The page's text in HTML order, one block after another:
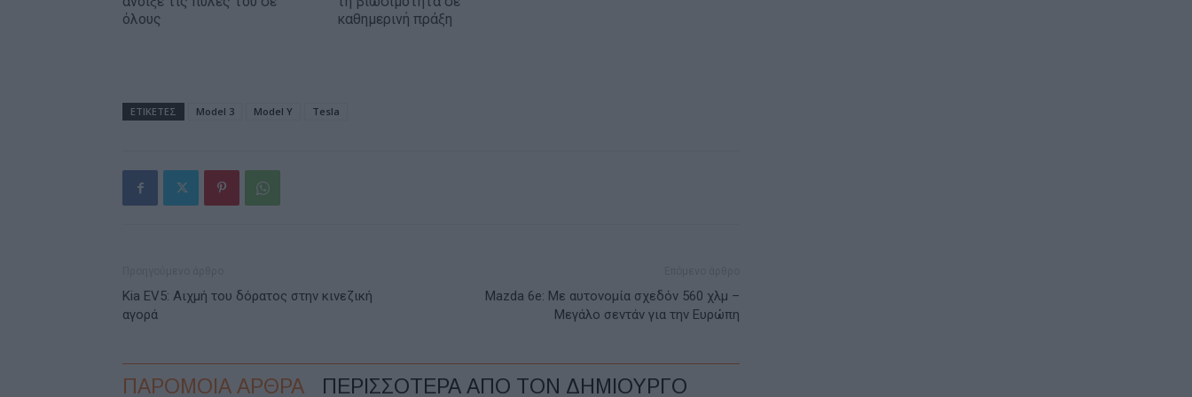
όλους
καθημερινή πράξη
ΕΤΙΚΕΤΕΣ Model 3 Model Y Tesla
Kia EV5: Αιχμή του δόρατος στην κινεζική
αγορά
Mazda 6e: Mε αυτονομία σχεδόν 560 χλμ –
Μεγάλο σεντάν για την Ευρώπη
ΠΑΡΟΜΟΙΑ ΑΡΘΡΑ ΠΕΡΙΣΣΟΤΕΡΑ ΑΠΟ ΤΟΝ ΔΗΜΙΟΥΡΓΟ